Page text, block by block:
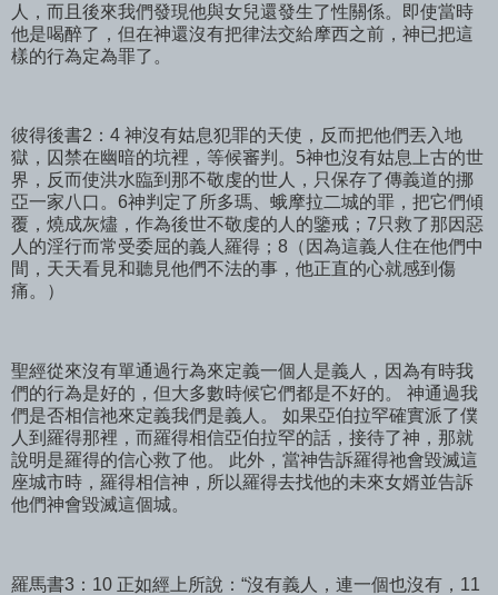
人，而且後來我們發現他與女兒還發生了性關係。即使當時
他是喝醉了，但在神還沒有把律法交給摩西之前，神已把這
樣的行為定為罪了。
彼得後書2：4 神沒有姑息犯罪的天使，反而把他們丟入地
獄，囚禁在幽暗的坑裡，等候審判。5神也沒有姑息上古的世
界，反而使洪水臨到那不敬虔的世人，只保存了傳義道的挪
亞一家八口。6神判定了所多瑪、蛾摩拉二城的罪，把它們傾
覆，燒成灰燼，作為後世不敬虔的人的鑒戒；7只救了那因惡
人的淫行而常受委屈的義人羅得；8（因為這義人住在他們中
間，天天看見和聽見他們不法的事，他正直的心就感到傷
痛。）
聖經從來沒有單通過行為來定義一個人是義人，因為有時我
們的行為是好的，但大多數時候它們都是不好的。 神通過我
們是否相信祂來定義我們是義人。 如果亞伯拉罕確實派了僕
人到羅得那裡，而羅得相信亞伯拉罕的話，接待了神，那就
說明是羅得的信心救了他。 此外，當神告訴羅得祂會毀滅這
座城市時，羅得相信神，所以羅得去找他的未來女婿並告訴
他們神會毀滅這個城。
羅馬書3：10 正如經上所說：“沒有義人，連一個也沒有，11